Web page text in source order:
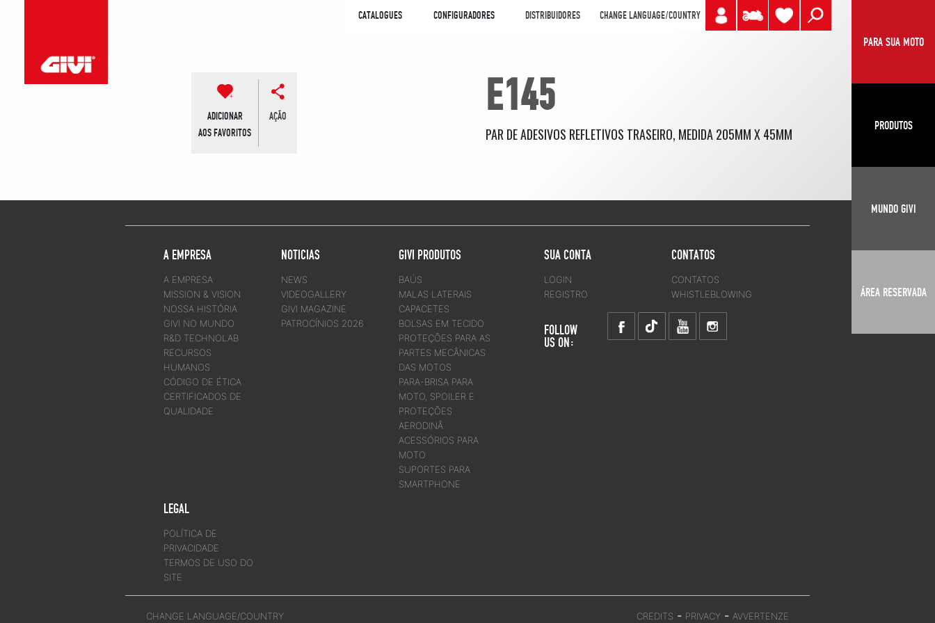
CATALOGUES CONFIGURADORES DISTRIBUIDORES CHANGE LANGUAGE/COUNTRY
PARA SUA MOTO
PRODUTOS
MUNDO GIVI
ÁREA RESERVADA
ADICIONAR
AOS FAVORITOS
AÇÃO E145
PAR DE ADESIVOS REFLETIVOS TRASEIRO, MEDIDA 205MM X 45MM
A EMPRESA
A EMPRESA
MISSION & VISION
NOSSA HISTÓRIA
GIVI NO MUNDO
R&D TECHNOLAB
RECURSOS
HUMANOS
CÓDIGO DE ÉTICA
CERTIFICADOS DE
QUALIDADE
NOTICIAS
NEWS
VIDEOGALLERY
GIVI MAGAZINE
PATROCÍNIOS 2026
GIVI PRODUTOS
BAÚS
MALAS LATERAIS
CAPACETES
BOLSAS EM TECIDO
PROTEÇÕES PARA AS
PARTES MECÂNICAS
DAS MOTOS
PARA-BRISA PARA
MOTO, SPOILER E
PROTEÇÕES
AERODINÂ
ACESSÓRIOS PARA
MOTO
SUPORTES PARA
SMARTPHONE
LEGAL
POLÍTICA DE
PRIVACIDADE
TERMOS DE USO DO
SITE
SUA CONTA
LOGIN
REGISTRO
CONTATOS
CONTATOS
WHISTLEBLOWING
FOLLOW
US ON:
CHANGE LANGUAGE/COUNTRY CREDITS - PRIVACY - AVVERTENZE